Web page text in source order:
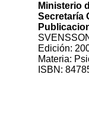
Ministerio
Secretaría
Edición:
Materia:
ISBN: